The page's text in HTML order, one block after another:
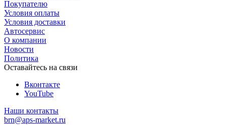
Покупателю
Условия оплаты
Условия доставки
Автосервис
О компании
Новости
Политика
Оставайтесь на связи
Вконтакте
YouTube
Наши контакты
brn@aps-market.ru